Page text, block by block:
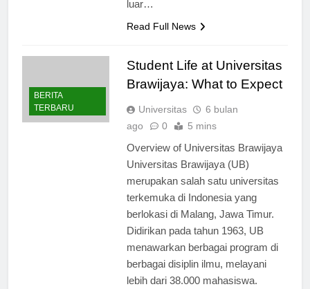
BERITA
Student Life at Universitas
Brawijaya: What to Expect
Universitas
6 bulan
Overview of Universitas Brawijaya
Universitas Brawijaya (UB)
merupakan salah satu universitas
terkemuka di Indonesia yang
berlokasi di Malang, Jawa Timur.
Didirikan pada tahun 1963, UB
menawarkan berbagai program di
berbagai disiplin ilmu, melayani